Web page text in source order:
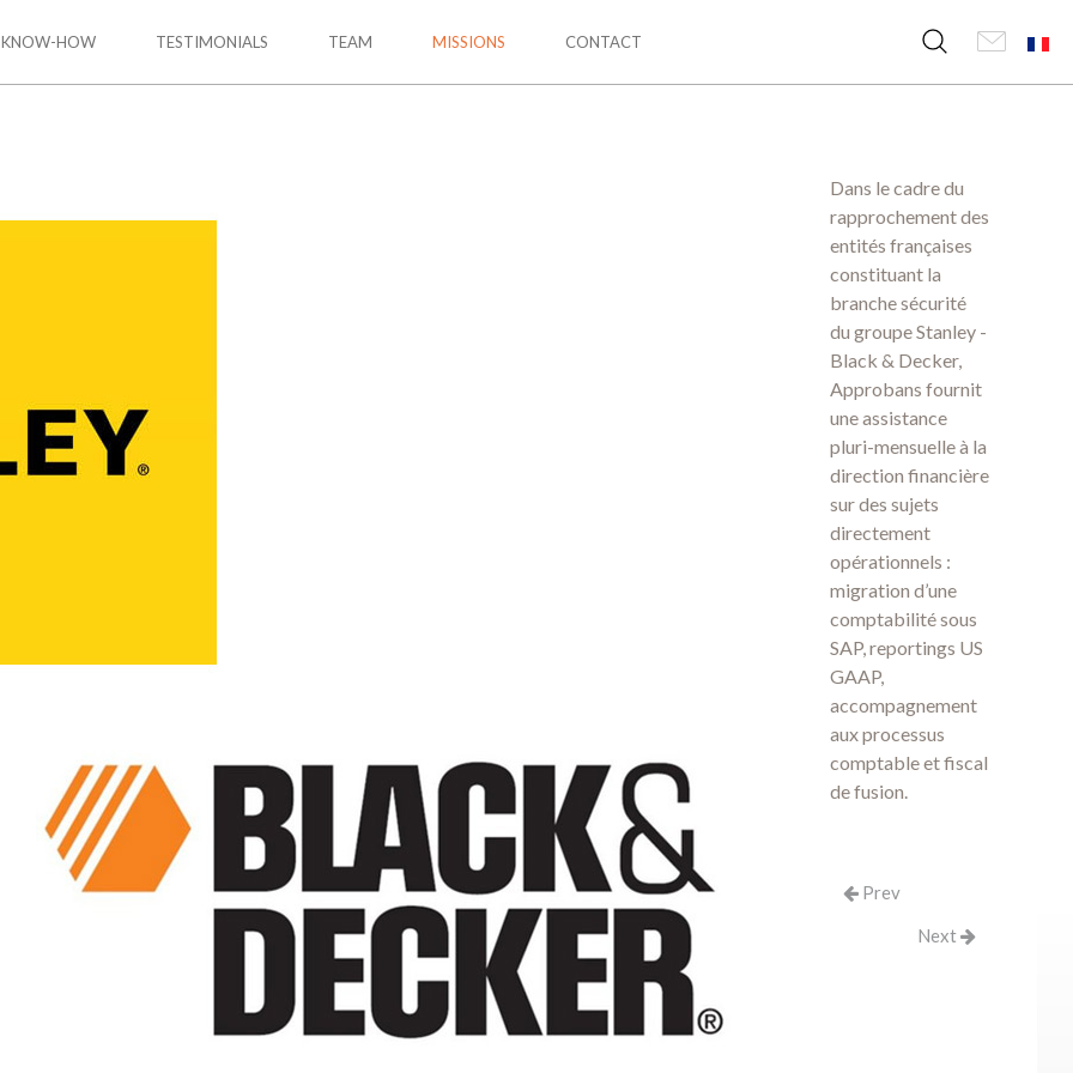
KNOW-HOW TESTIMONIALS TEAM MISSIONS CONTACT
Dans le cadre du
rapprochement des
entités françaises
constituant la
branche sécurité
du groupeStanley -
Black & Decker,
Approbans fournit
une assistance
pluri-mensuelle à la
direction financière
sur des sujets
directement
opérationnels :
migration d’une
comptabilité sous
SAP, reportings US
GAAP,
accompagnement
aux processus
comptable et fiscal
de fusion.
Prev
Next